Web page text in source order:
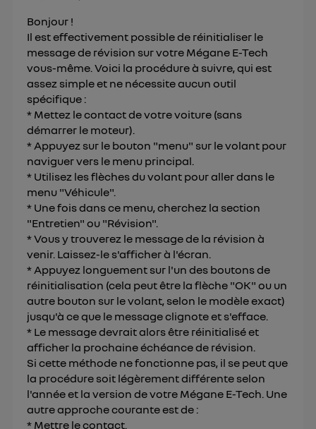
Bonjour !
Il est effectivement possible de réinitialiser le
message de révision sur votre Mégane E-Tech
vous-même. Voici la procédure à suivre, qui est
assez simple et ne nécessite aucun outil
spécifique :
* Mettez le contact de votre voiture (sans
démarrer le moteur).
* Appuyez sur le bouton "menu" sur le volant pour
naviguer vers le menu principal.
* Utilisez les flèches du volant pour aller dans le
menu "Véhicule".
* Une fois dans ce menu, cherchez la section
"Entretien" ou "Révision".
* Vous y trouverez le message de la révision à
venir. Laissez-le s'afficher à l'écran.
* Appuyez longuement sur l'un des boutons de
réinitialisation (cela peut être la flèche "OK" ou un
autre bouton sur le volant, selon le modèle exact)
jusqu'à ce que le message clignote et s'efface.
* Le message devrait alors être réinitialisé et
afficher la prochaine échéance de révision.
Si cette méthode ne fonctionne pas, il se peut que
la procédure soit légèrement différente selon
l'année et la version de votre Mégane E-Tech. Une
autre approche courante est de :
* Mettre le contact.
Politique d'information sur les données
personnelles d'Utiq